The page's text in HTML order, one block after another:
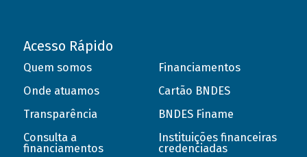
Acesso Rápido
Quem somos
Onde atuamos
Transparência
Consulta a
financiamentos
Financiamentos
Cartão BNDES
BNDES Finame
Instituições financeiras
credenciadas